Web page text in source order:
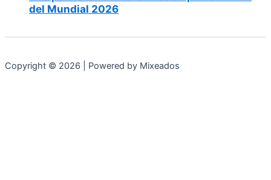
del Mundial 2026
Copyright © 2026 | Powered by Mixeados